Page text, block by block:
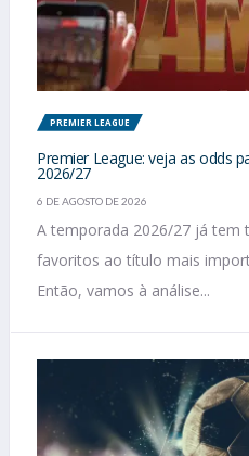
PREMIER LEAGUE
Premier League: veja as odds
2026/27
6 DE AGOSTO DE 2026
A temporada 2026/27 já tem
favoritos ao título mais
Então, vamos à análise...